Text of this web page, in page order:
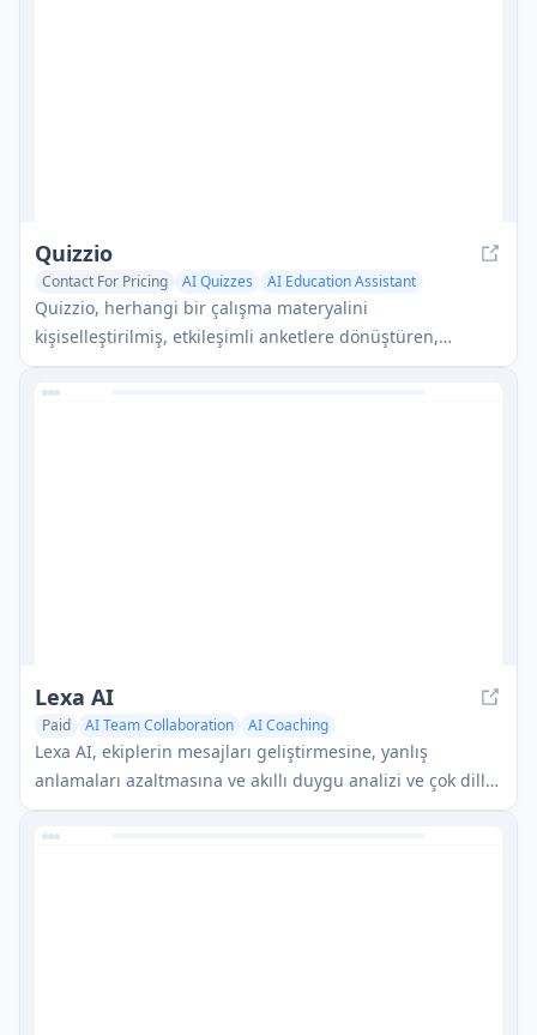
Quizzio
Contact For Pricing AI Quizzes
AI Education Assistant
AI Coaching
Quizzio, herhangi bir çalışma materyalini
kişiselleştirilmiş, etkileşimli anketlere dönüştüren,
uyumlu zorluk seviyeleri ve ayrıntılı geri bildirim sunan AI
destekli bir öğrenme platformudur.
Lexa AI
Paid AI Team Collaboration AI Coaching
Lexa AI, ekiplerin mesajları geliştirmesine, yanlış
anlamaları azaltmasına ve akıllı duygu analizi ve çok dilli
destek aracılığıyla daha iyi işbirliği sağlamasına yardımcı
olan AI destekli bir iletişim koçudur.